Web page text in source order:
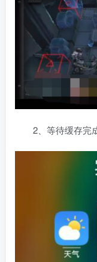
2、等待缓存完